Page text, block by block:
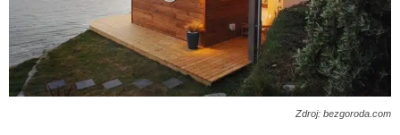
Zdroj: bezgoroda.com